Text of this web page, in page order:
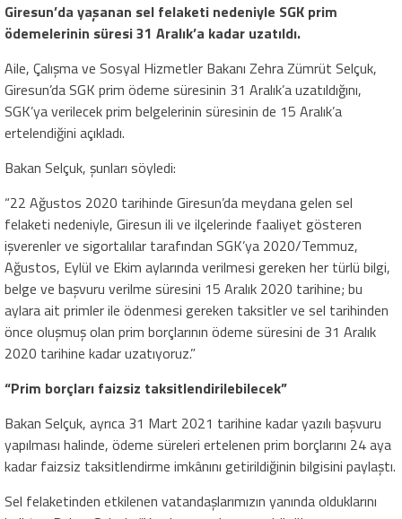
Giresun’da yaşanan sel felaketi nedeniyle SGK prim
ödemelerinin süresi 31 Aralık’a kadar uzatıldı.
Aile, Çalışma ve Sosyal Hizmetler Bakanı Zehra Zümrüt Selçuk,
Giresun’da SGK prim ödeme süresinin 31 Aralık’a uzatıldığını,
SGK’ya verilecek prim belgelerinin süresinin de 15 Aralık’a
ertelendiğini açıkladı.
Bakan Selçuk, şunları söyledi:
“22 Ağustos 2020 tarihinde Giresun’da meydana gelen sel
felaketi nedeniyle, Giresun ili ve ilçelerinde faaliyet gösteren
işverenler ve sigortalılar tarafından SGK’ya 2020/Temmuz,
Ağustos, Eylül ve Ekim aylarında verilmesi gereken her türlü bilgi,
belge ve başvuru verilme süresini 15 Aralık 2020 tarihine; bu
aylara ait primler ile ödenmesi gereken taksitler ve sel tarihinden
önce oluşmuş olan prim borçlarının ödeme süresini de 31 Aralık
2020 tarihine kadar uzatıyoruz.”
“Prim borçları faizsiz taksitlendirilebilecek”
Bakan Selçuk, ayrıca 31 Mart 2021 tarihine kadar yazılı başvuru
yapılması halinde, ödeme süreleri ertelenen prim borçlarını 24 aya
kadar faizsiz taksitlendirme imkânını getirildiğinin bilgisini paylaştı.
Sel felaketinden etkilenen vatandaşlarımızın yanında olduklarını